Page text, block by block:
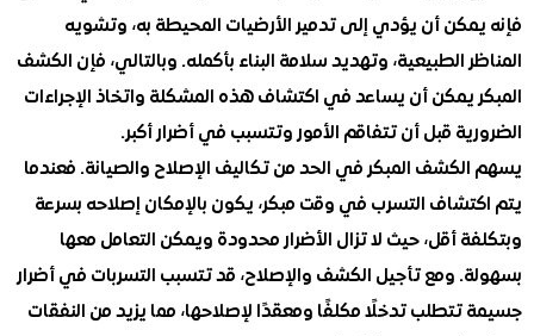
أن يؤدي إلى تدمير الأرضيات المحيطة به، وتشويه
الطبيعية، وتهديد سلامة البناء بأكمله. وبالتالي، فإن الكشف
يمكن أن يساعد في اكتشاف هذه المشكلة واتخاذ الإجراءات
قبل أن تتفاقم الأمور وتتسبب في أضرار أكبر.
المبكر في الحد من تكاليف الإصلاح والصيانة. فعندما
التسرب في وقت مبكر، يكون بالإمكان إصلاحه بسرعة
أقل، حيث لا تزال الأضرار محدودة ويمكن التعامل معها
ومع تأجيل الكشف والإصلاح، قد تتسبب التسربات في أضرار
تدخلًا مكلفًا ومعقدًا لإصلاحها، مما يزيد من النفقات